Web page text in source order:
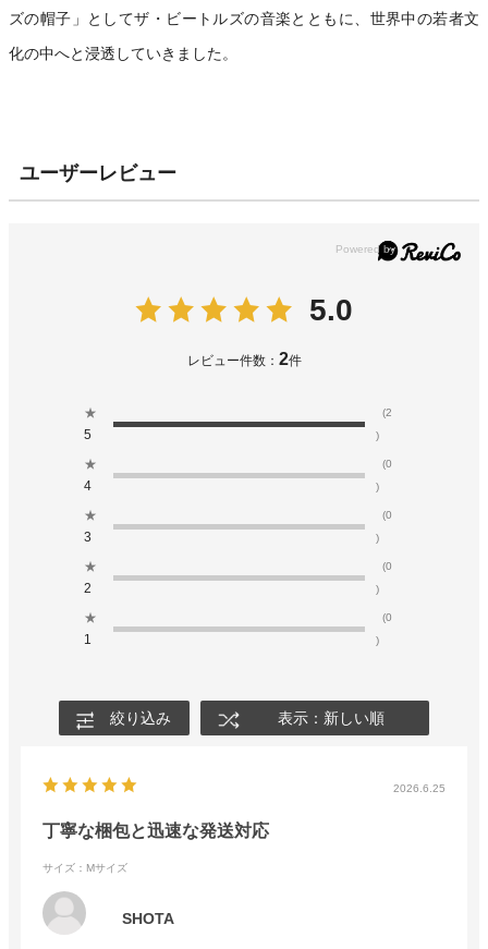
ズの帽子」としてザ・ビートルズの音楽とともに、世界中の若者文
化の中へと浸透していきました。
ユーザーレビュー
5.0
レビュー件数： 2件
★
5
(2
)
★
4
(0
)
★
3
(0
)
★
2
(0
)
★
1
(0
)
絞り込み 表示：新しい順
2026.6.25
丁寧な梱包と迅速な発送対応
サイズ：Mサイズ
SHOTA